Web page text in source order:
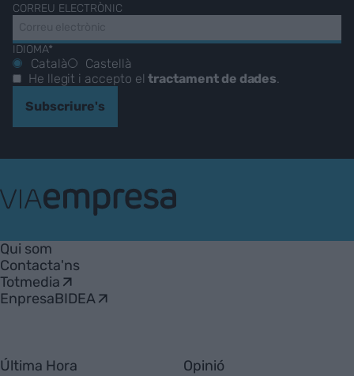
CORREU ELECTRÒNIC
IDIOMA*
Català
Castellà
He llegit i accepto eltractament de dades
Subscriure's
Empresa
Qui som
Contacta'ns
Totmedia
EnpresaBIDEA
Última Hora Opinió